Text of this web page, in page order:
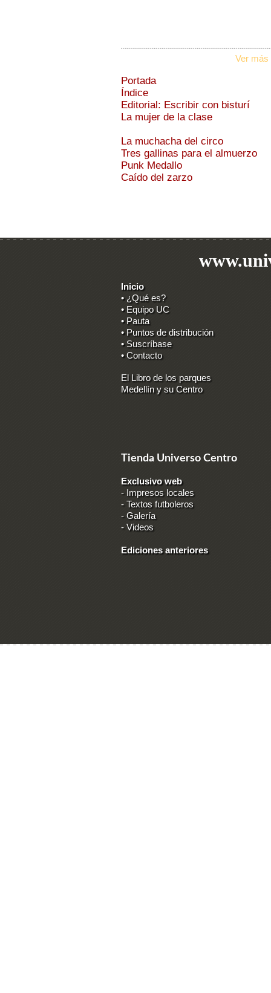
Ver más
Portada
Índice
Editorial: Escribir con bisturí
La mujer de la clase
La muchacha del circo
Tres gallinas para el almuerzo
Punk Medallo
Caído del zarzo
Inicio
• ¿Qué es?
• Equipo UC
• Pauta
• Puntos de distribución
• Suscríbase
• Contacto
El Libro de los parques
Medellín y su Centro
Tienda Universo Centro
Exclusivo web
- Impresos locales
- Textos futboleros
-Galería
-Videos
Ediciones anteriores